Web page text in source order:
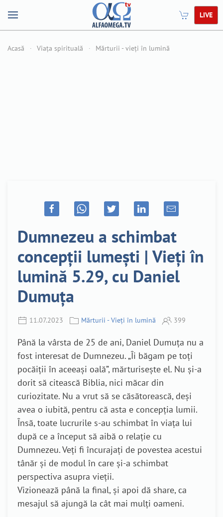
LIVE
Acasă Viața spirituală Mărturii - vieți în lumină
Dumnezeu a schimbat
concepții lumești | Vieți în
lumină 5.29, cu Daniel
Dumuța
11.07.2023 Mărturii - Vieți în lumină 399
Până la vârsta de 25 de ani, Daniel Dumuța nu a
fost interesat de Dumnezeu. „Îi băgam pe toți
pocăiții în aceeași oală”, mărturisește el. Nu și-a
dorit să citească Biblia, nici măcar din
curiozitate. Nu a vrut să se căsătorească, deși
avea o iubită, pentru că asta e concepția lumii.
Însă, toate lucrurile s-au schimbat în viața lui
după ce a început să aibă o relație cu
Dumnezeu. Veți fi încurajați de povestea acestui
tânăr și de modul în care și-a schimbat
perspectiva asupra vieții.
Vizionează până la final, și apoi dă share, ca
mesajul să ajungă la cât mai mulți oameni.